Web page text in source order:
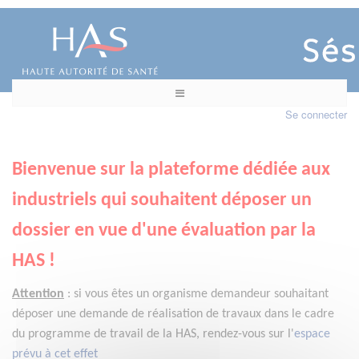
Se connecter
Bienvenue sur la plateforme dédiée aux
industriels qui souhaitent déposer un
dossier en vue d'une évaluation par la
HAS !
Attention : si vous êtes un organisme demandeur souhaitant
déposer une demande de réalisation de travaux dans le cadre
du programme de travail de la HAS, rendez-vous sur l'espace
prévu à cet effet